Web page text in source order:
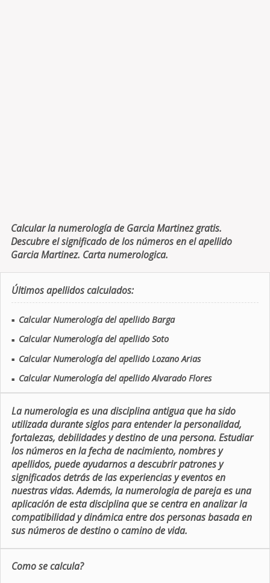
Calcular la numerología de Garcia Martinez gratis.
Descubre el significado de los números en el apellido
Garcia Martinez. Carta numerologica.
Últimos apellidos calculados:
■ Calcular Numerología del apellido Barga
■ Calcular Numerología del apellido Soto
■ Calcular Numerología del apellido Lozano Arias
■ Calcular Numerología del apellido Alvarado Flores
La numerologia es una disciplina antigua que ha sido
utilizada durante siglos para entender la personalidad,
fortalezas, debilidades y destino de una persona. Estudiar
los números en la fecha de nacimiento, nombres y
apellidos, puede ayudarnos a descubrir patrones y
significados detrás de las experiencias y eventos en
nuestras vidas. Además, la numerologia de pareja es una
aplicación de esta disciplina que se centra en analizar la
compatibilidad y dinámica entre dos personas basada en
sus números de destino o camino de vida.
Como se calcula?